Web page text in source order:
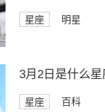
星座 明星
3月2日是什么星
星座 百科